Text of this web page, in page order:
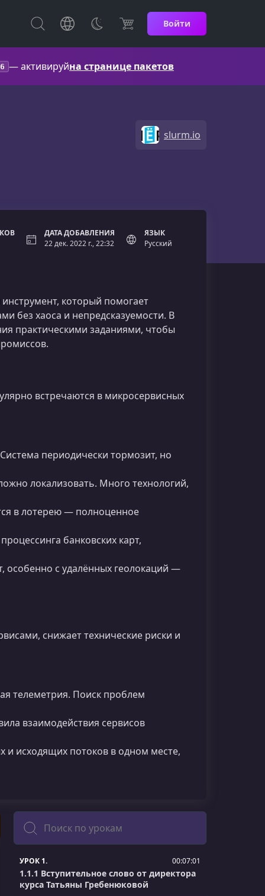
Войти
— активируйна странице пакетов
slurm.io
ДАТА ДОБАВЛЕНИЯ
22 дек. 2022 г., 22:32
ЯЗЫК
Русский
который помогает
без хаоса и непредсказуемости. В
практическими заданиями, чтобы
встречаются в микросервисных
периодически тормозит, но
локализовать. Много технологий,
в лотерею — полноценное
банковских карт,
особенно с удалённых геолокаций —
снижает технические риски и
телеметрия. Поиск проблем
взаимодействия сервисов
и исходящих потоков в одном месте,
Поиск
УРОК 1. 00:07:01
1.1.1 Вступительное слово от директора
курса Татьяны Гребенюковой